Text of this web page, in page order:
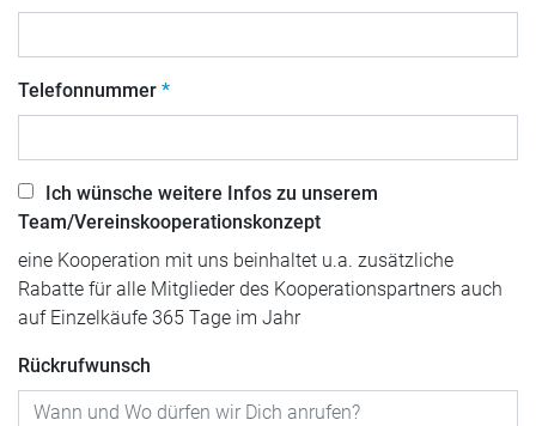
Telefonnummer
Ich wünsche weitere Infos zu unserem
Team/Vereinskooperationskonzept
eine Kooperation mit uns beinhaltet u.a. zusätzliche
Rabatte für alle Mitglieder des Kooperationspartners auch
auf Einzelkäufe 365 Tage im Jahr
Rückrufwunsch